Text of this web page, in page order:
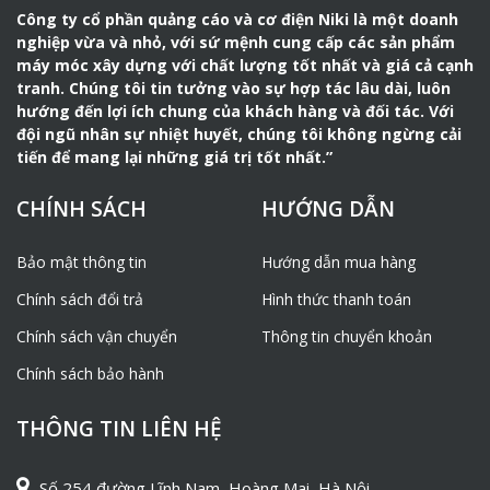
Công ty cổ phần quảng cáo và cơ điện Niki là một doanh
nghiệp vừa và nhỏ, với sứ mệnh cung cấp các sản phẩm
máy móc xây dựng với chất lượng tốt nhất và giá cả cạnh
tranh. Chúng tôi tin tưởng vào sự hợp tác lâu dài, luôn
hướng đến lợi ích chung của khách hàng và đối tác. Với
đội ngũ nhân sự nhiệt huyết, chúng tôi không ngừng cải
tiến để mang lại những giá trị tốt nhất.”
CHÍNH SÁCH
Bảo mật thông tin
Chính sách đổi trả
Chính sách vận chuyển
Chính sách bảo hành
HƯỚNG DẪN
Hướng dẫn mua hàng
Hình thức thanh toán
Thông tin chuyển khoản
THÔNG TIN LIÊN HỆ